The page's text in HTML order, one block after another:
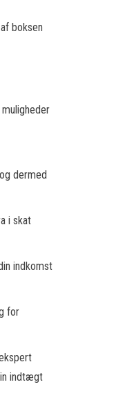
boksen
dermed
i skat
indkomst
for
indtægt